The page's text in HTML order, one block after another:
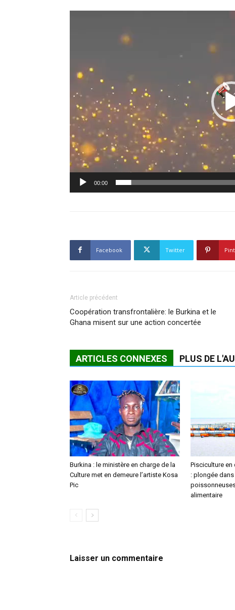
00:00
Facebook Twitter
Article précédent
Coopération transfrontalière: le Burkina et le
Ghana misent sur une action concertée
ARTICLES CONNEXES PLUS DE
Burkina : le ministère en charge de la
Culture met en demeure l’artiste Kosa
Pic
Pisciculture
: plongée
alimentaire
Laisser un commentaire